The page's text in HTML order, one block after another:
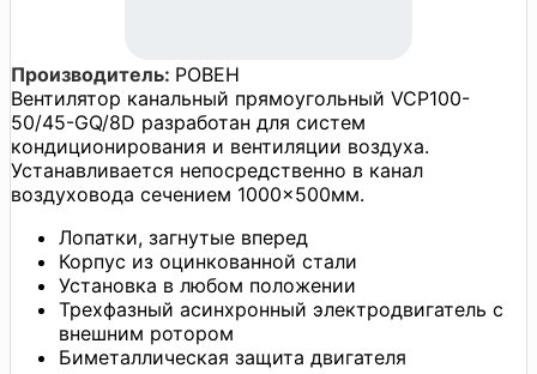
Производитель: РОВЕН
Вентилятор канальный прямоугольный VCP100-
50/45-GQ/8D разработан для систем
кондиционирования и вентиляции воздуха.
Устанавливается непосредственно в канал
воздуховода сечением 1000×500мм.
Лопатки, загнутые вперед
Корпус из оцинкованной стали
Установка в любом положении
Трехфазный асинхронный электродвигатель с
внешним ротором
Биметаллическая защита двигателя